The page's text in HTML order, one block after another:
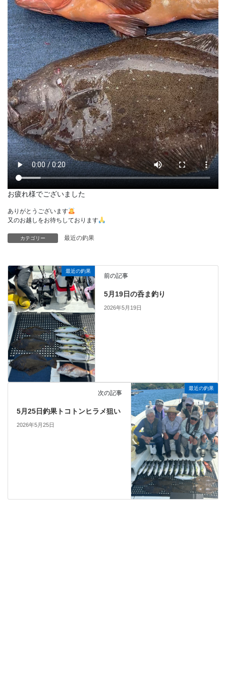
お疲れ様でございました
ありがとうございます
又のお越しをお待ちしております
カテゴリー 最近の釣果
最近の釣果
前の記事
5月19日の呑ま釣り
2026年5月19日
最近の釣果
次の記事
5月25日釣果トコトンヒラメ狙い
2026年5月25日